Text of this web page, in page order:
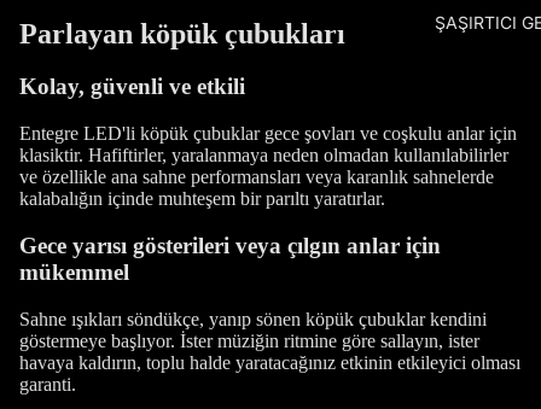
ŞAŞIRTICI
Parlayan köpük çubukları
Kolay, güvenli ve etkili
Entegre LED'li köpük çubuklar gece şovları ve coşkulu anlar için
klasiktir. Hafiftirler, yaralanmaya neden olmadan kullanılabilirler
ve özellikle ana sahne performansları veya karanlık sahnelerde
kalabalığın içinde muhteşem bir parıltı yaratırlar.
Gece yarısı gösterileri veya çılgın anlar için
mükemmel
Sahne ışıkları söndükçe, yanıp sönen köpük çubuklar kendini
göstermeye başlıyor. İster müziğin ritmine göre sallayın, ister
havaya kaldırın, toplu halde yaratacağınız etkinin etkileyici olması
garanti.